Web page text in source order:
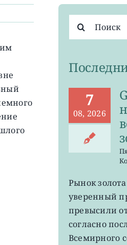
поиска:
7
08, 2026
Рынок
уверенный
превысили
согласно
Всемирного